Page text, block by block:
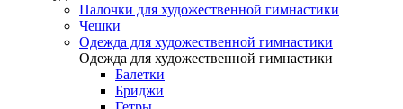
Палочки для художественной гимнастики
Чешки
Одежда для художественной гимнастики
Одежда для художественной гимнастики
Балетки
Бриджи